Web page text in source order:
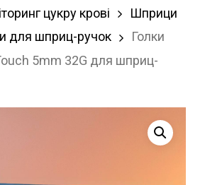
цукру крові
Шприци
для шприц-ручок
Голки
5mm 32G для шприц-